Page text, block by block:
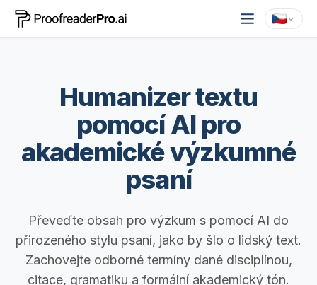
Humanizer textu
pomocí AI pro
akademické výzkumné
psaní
Převeďte obsah pro výzkum s pomocí AI do
přirozeného stylu psaní, jako by šlo o lidský text.
Zachovejte odborné termíny dané disciplínou,
citace, gramatiku a formální akademický tón.